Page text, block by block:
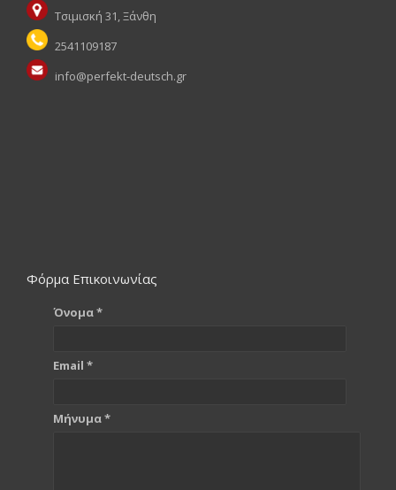
Τσιμισκή 31, Ξάνθη
2541109187
info@perfekt-deutsch.gr
Φόρμα Επικοινωνίας
Όνομα *
Email *
Μήνυμα *